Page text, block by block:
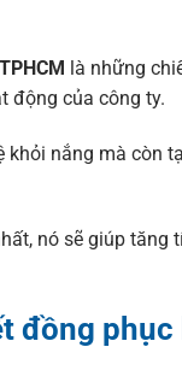
là những
động của công ty.
nắng mà còn
nó sẽ giúp
đồng